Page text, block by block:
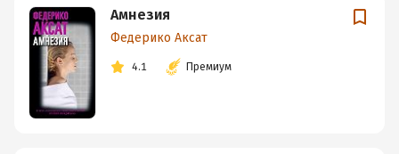
Амнезия
Федерико Аксат
4.1 Премиум